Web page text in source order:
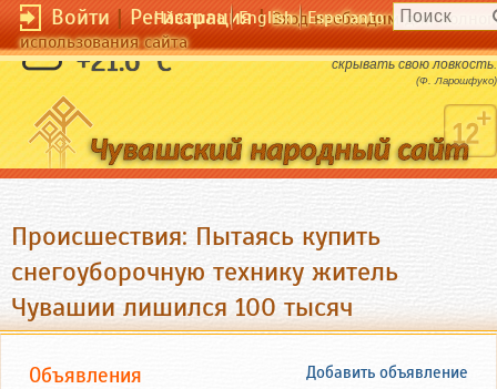
Войти|Регистрация|Вход необходим для
использования сайта
Чӑвашла English Esperanto
+21.6 °C
Поистине ловок тот, кто умеет
скрывать свою ловкость.
(Ф. Ларошфуко)
Происшествия: Пытаясь купить
снегоуборочную технику житель
Чувашии лишился 100 тысяч
Добавить объявление
Объявления